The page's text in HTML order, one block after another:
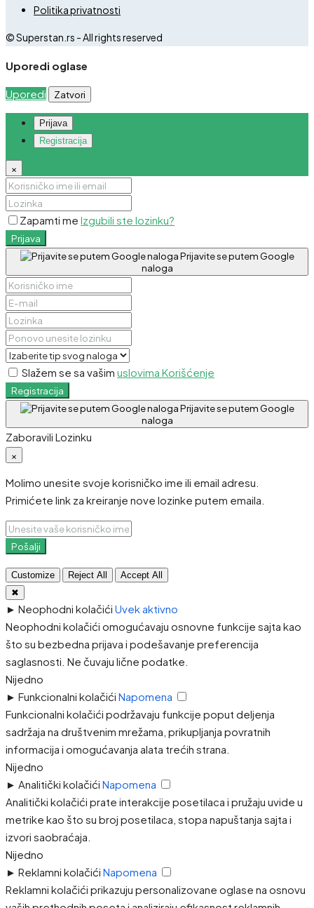
Politika privatnosti
© Superstan.rs - All rights reserved
Uporedi oglase
Uporedi Zatvori
Prijava
Registracija
×
Zapamti me Izgubili ste lozinku?
Prijava
Prijavite se putem Google
naloga
Slažem se sa vašim uslovima Korišćenje
Registracija
Prijavite se putem Google
naloga
Zaboravili Lozinku
×
Molimo unesite svoje korisničko ime ili email adresu.
Primićete link za kreiranje nove lozinke putem emaila.
Pošalji
Customize Reject All
Accept All
✖
► Neophodni kolačići Uvek aktivno
Neophodni kolačići omogućavaju osnovne funkcije sajta kao
što su bezbedna prijava i podešavanje preferencija
saglasnosti. Ne čuvaju lične podatke.
Nijedno
► Funkcionalni kolačići Napomena
Funkcionalni kolačići podržavaju funkcije poput deljenja
sadržaja na društvenim mrežama, prikupljanja povratnih
informacija i omogućavanja alata trećih strana.
Nijedno
► Analitički kolačići Napomena
Analitički kolačići prate interakcije posetilaca i pružaju uvide u
metrike kao što su broj posetilaca, stopa napuštanja sajta i
izvori saobraćaja.
Nijedno
► Reklamni kolačići Napomena
Reklamni kolačići prikazuju personalizovane oglase na osnovu